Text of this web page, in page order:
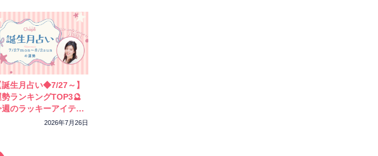
誕生月占い◆7/27～】
勢ランキングTOP3🔮
週のラッキーアイテム
2026年7月26日